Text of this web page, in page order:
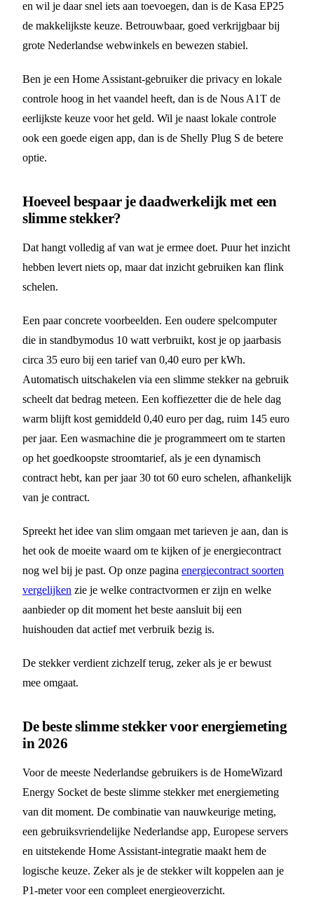
en wil je daar snel iets aan toevoegen, dan is de Kasa EP25
de makkelijkste keuze. Betrouwbaar, goed verkrijgbaar bij
grote Nederlandse webwinkels en bewezen stabiel.
Ben je een Home Assistant-gebruiker die privacy en lokale
controle hoog in het vaandel heeft, dan is de Nous A1T de
eerlijkste keuze voor het geld. Wil je naast lokale controle
ook een goede eigen app, dan is de Shelly Plug S de betere
optie.
Hoeveel bespaar je daadwerkelijk met een
slimme stekker?
Dat hangt volledig af van wat je ermee doet. Puur het inzicht
hebben levert niets op, maar dat inzicht gebruiken kan flink
schelen.
Een paar concrete voorbeelden. Een oudere spelcomputer
die in standbymodus 10 watt verbruikt, kost je op jaarbasis
circa 35 euro bij een tarief van 0,40 euro per kWh.
Automatisch uitschakelen via een slimme stekker na gebruik
scheelt dat bedrag meteen. Een koffiezetter die de hele dag
warm blijft kost gemiddeld 0,40 euro per dag, ruim 145 euro
per jaar. Een wasmachine die je programmeert om te starten
op het goedkoopste stroomtarief, als je een dynamisch
contract hebt, kan per jaar 30 tot 60 euro schelen, afhankelijk
van je contract.
Spreekt het idee van slim omgaan met tarieven je aan, dan is
het ook de moeite waard om te kijken of je energiecontract
nog wel bij je past. Op onze pagina energiecontract soorten
vergelijken zie je welke contractvormen er zijn en welke
aanbieder op dit moment het beste aansluit bij een
huishouden dat actief met verbruik bezig is.
De stekker verdient zichzelf terug, zeker als je er bewust
mee omgaat.
De beste slimme stekker voor energiemeting
in 2026
Voor de meeste Nederlandse gebruikers is de HomeWizard
Energy Socket de beste slimme stekker met energiemeting
van dit moment. De combinatie van nauwkeurige meting,
een gebruiksvriendelijke Nederlandse app, Europese servers
en uitstekende Home Assistant-integratie maakt hem de
logische keuze. Zeker als je de stekker wilt koppelen aan je
P1-meter voor een compleet energieoverzicht.